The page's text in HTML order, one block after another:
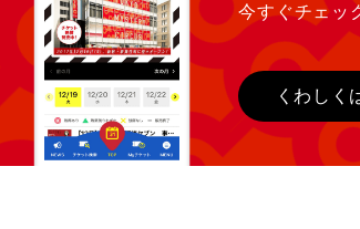
今すぐチェッ
くわしく